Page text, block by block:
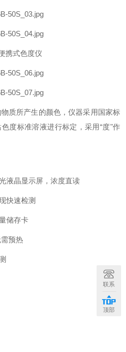
质所产生的颜色，仪器采用国家标
度标准溶液进行标定，采用“度"作
液晶显示屏，浓度直读
快速检测
储存卡
预热
联系
顶部